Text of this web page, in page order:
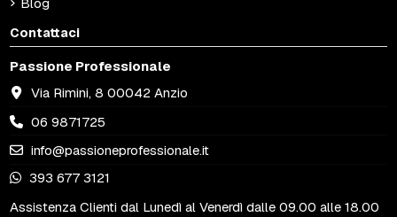
Contattaci
Passione Professionale
Via Rimini, 8 00042 Anzio
06 9871725
info@passioneprofessionale.it
393 677 3121
Assistenza Clienti dal Lunedì al Venerdì dalle 09.00 alle 18.00